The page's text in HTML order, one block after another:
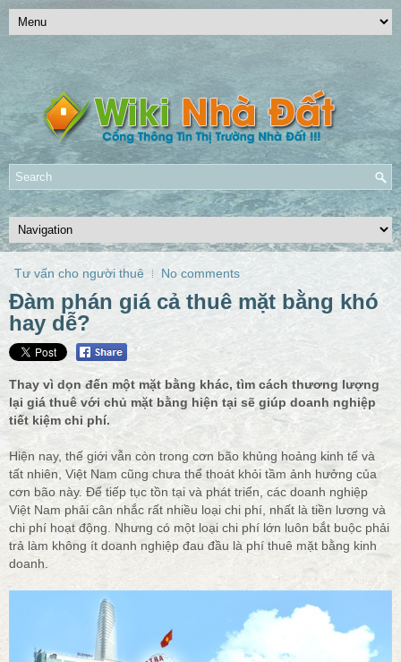
Tư vấn cho người thuê No comments
Đàm phán giá cả thuê mặt bằng khó
hay dễ?
Thay vì dọn đến một mặt bằng khác, tìm cách thương lượng
lại giá thuê với chủ mặt bằng hiện tại sẽ giúp doanh nghiệp
tiết kiệm chi phí.
Hiện nay, thế giới vẫn còn trong cơn bão khủng hoảng kinh tế và
tất nhiên, Việt Nam cũng chưa thể thoát khỏi tầm ảnh hưởng của
cơn bão này. Để tiếp tục tồn tại và phát triển, các doanh nghiệp
Việt Nam phải cân nhắc rất nhiều loại chi phí, nhất là tiền lương và
chi phí hoạt động. Nhưng có một loại chi phí lớn luôn bắt buộc phải
trả làm không ít doanh nghiệp đau đầu là phí thuê mặt bằng kinh
doanh.